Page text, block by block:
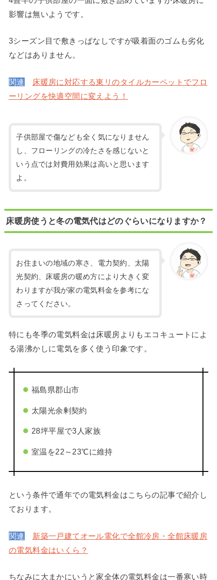
影響は無いようです。
3シーズン目で敷きっぱなしですが吸着面のゴムも劣化
などはありません。
関連
床暖房に対応する東リのタイルカーペットでフロ
ーリングを快適空間に変えよう！
子供部屋で傷なども全く気になりません
し、フローリングの冷たさを感じないと
いう点では対費用効果は高いと思います
よ。
床暖房使うと冬の電気代はどのぐらいになりますか？
お住まいの地域の寒さ、電力契約、太陽
光契約、床暖房の暖め方により大きく変
わりますが我が家の電気料金を参考にな
さってください。
特にも冬季の電気料金は床暖房よりもエコキュートによ
る湯沸かしに電気を多く使う印象です。
福島県郡山市
太陽光余剰契約
28坪平屋で3人家族
室温を22～23℃に維持
という条件で通年での電気料金はこちらの記事で紹介し
ております。
関連
新築一戸建てオール電化で全館冷房・全館床暖房
の電気料金はいくら？
ちなみに大まかにいうと家全体の電気料金は一番寒い時